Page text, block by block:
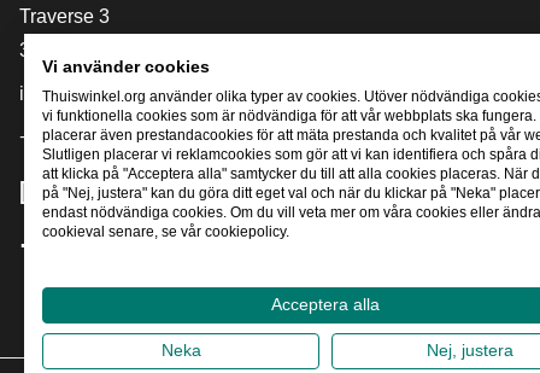
[_General:Contact]
Traverse 3
3905 NL Veenendaal
info@thuiswinkel.org
+31 (0)318 64 85 75
[_General:SocialMediaTitle]
Vi använder cookies
Thuiswinkel.org använder olika typer av cookies. Utöver nödvändiga
vi funktionella cookies som är nödvändiga för att vår webbplats ska fungera.
placerar även prestandacookies för att mäta prestanda och kvalitet på vår
Slutligen placerar vi reklamcookies som gör att vi kan identifiera och spåra
att klicka på "Acceptera alla" samtycker du till att alla cookies placeras. När
på "Nej, justera" kan du göra ditt eget val och när du klickar på "Neka"
endast nödvändiga cookies. Om du vill veta mer om våra cookies eller
cookieval senare, se vår cookiepolicy.
Acceptera alla
Neka Nej, justera